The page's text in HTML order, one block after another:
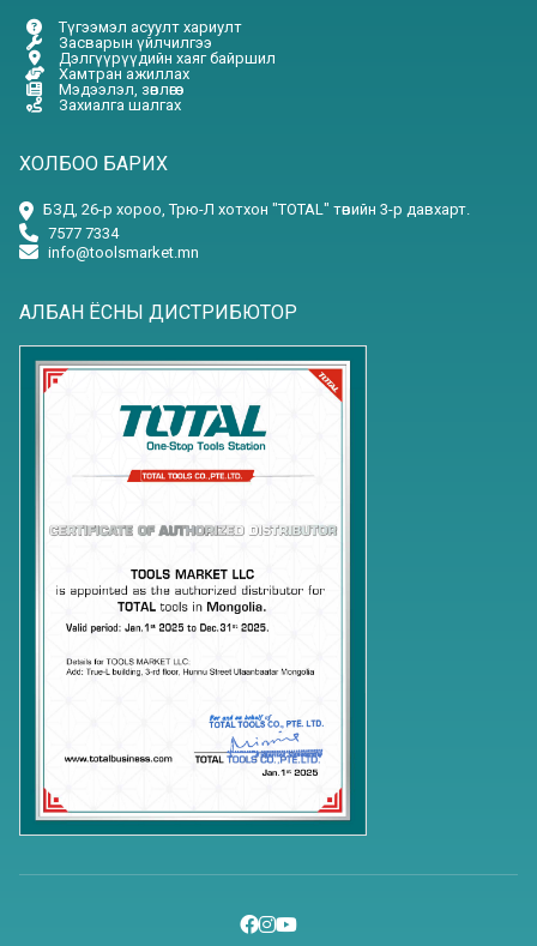
Түгээмэл асуулт хариулт
Засварын үйлчилгээ
Дэлгүүрүүдийн хаяг байршил
Хамтран ажиллах
Мэдээлэл, зөвлөгөө
Захиалга шалгах
ХОЛБОО БАРИХ
БЗД, 26-р хороо, Трю-Л хотхон "TOTAL" төвийн 3-р давхарт.
7577 7334
info@toolsmarket.mn
АЛБАН ЁСНЫ ДИСТРИБЮТОР